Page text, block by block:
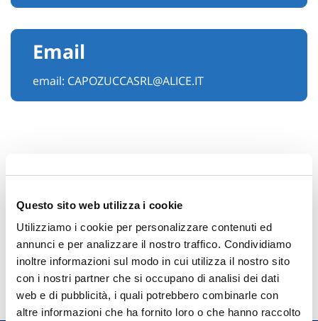
Questo sito web utilizza i cookie
Utilizziamo i cookie per personalizzare contenuti ed
annunci e per analizzare il nostro traffico. Condividiamo
inoltre informazioni sul modo in cui utilizza il nostro sito
con i nostri partner che si occupano di analisi dei dati
web e di pubblicità, i quali potrebbero combinarle con
altre informazioni che ha fornito loro o che hanno raccolto
Email
email: CAPOZUCCASRL@ALICE.IT
Hai bisogno di
informazioni?
Trova l'Agenzia più vicina a te e parla con